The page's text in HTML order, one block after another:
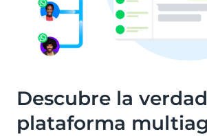
Descubre la
plataforma